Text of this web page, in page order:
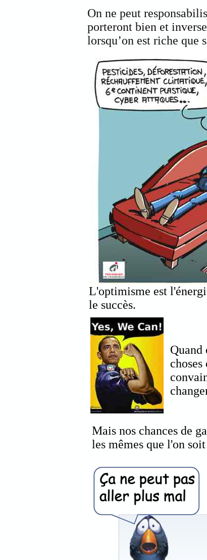
On ne peut
porteront bien et
lorsqu’on est riche que
Quand
@
Mais nos chances de
les mêmes que l'on
L'optimisme est
le succès.